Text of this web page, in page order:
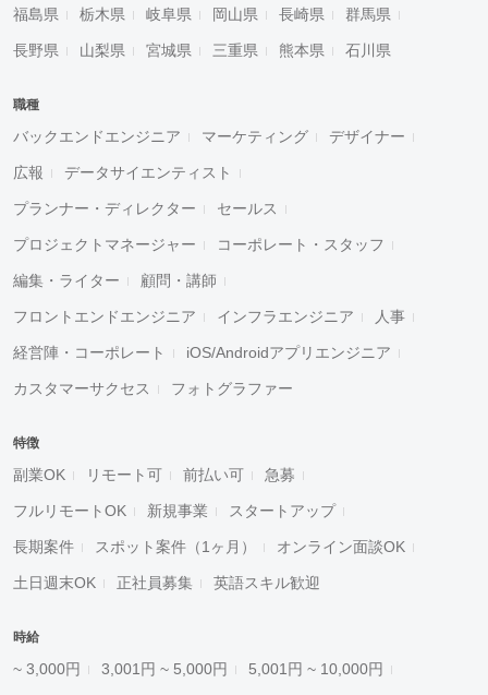
福島県 栃木県 岐阜県 岡山県 長崎県 群馬県
長野県 山梨県 宮城県 三重県 熊本県 石川県
職種
バックエンドエンジニア マーケティング デザイナー
広報 データサイエンティスト
プランナー・ディレクター セールス
プロジェクトマネージャー コーポレート・スタッフ
編集・ライター 顧問・講師
フロントエンドエンジニア インフラエンジニア 人事
経営陣・コーポレート iOS/Androidアプリエンジニア
カスタマーサクセス フォトグラファー
特徴
副業OK リモート可 前払い可 急募
フルリモートOK 新規事業 スタートアップ
長期案件 スポット案件（1ヶ月） オンライン面談OK
土日週末OK 正社員募集 英語スキル歓迎
時給
~ 3,000円 3,001円 ~ 5,000円 5,001円 ~ 10,000円